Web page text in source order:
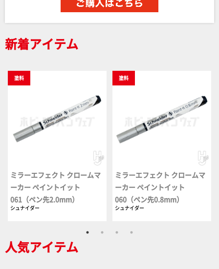
新着アイテム
塗料
ミラーエフェクト クロームマ
ーカー ペイントイット
061（ペン先2.0mm）
シュナイダー
塗料
ミラーエフェクト クロームマ
ーカー ペイントイット
060（ペン先0.8mm）
シュナイダー
人気アイテム